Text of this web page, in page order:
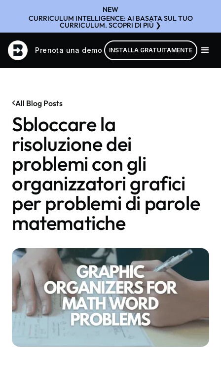
NEW
CURRICULUM INTELLIGENCE: AI BASATA SUL TUO
CURRICULUM. SCOPRI DI PIÙ ❯
Prenota una demo INSTALLA GRATUITAMENTE
All Blog Posts
Sbloccare la
risoluzione dei
problemi con gli
organizzatori grafici
per problemi di parole
matematiche